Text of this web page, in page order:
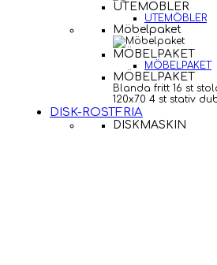
UTEMÖBLER
UTEMÖBLER
Möbelpaket
MÖBELPAKET
MÖBELPAKET
MÖBELPAKET
Blanda fritt 16 st
120x70 4 st stativ
DISK-ROSTFRIA
DISKMASKIN